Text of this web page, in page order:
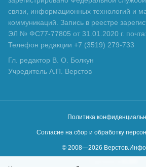
связи, информационных технологий и
коммуникаций. Запись в реестре
ЭЛ № ФС77-77805 от 31.01.2020 г.
Телефон редакции +7 (3519) 279-733
Гл. редактор В. О. Болкун
Учредитель А.П. Верстов
Политика
Согласие на сбор и обработку
© 2008—2026 Верстов.Инфо